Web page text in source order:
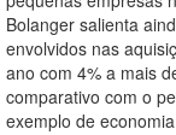
Bolanger salienta
envolvidos nas
ano com 4% a mais
comparativo com o
exemplo de